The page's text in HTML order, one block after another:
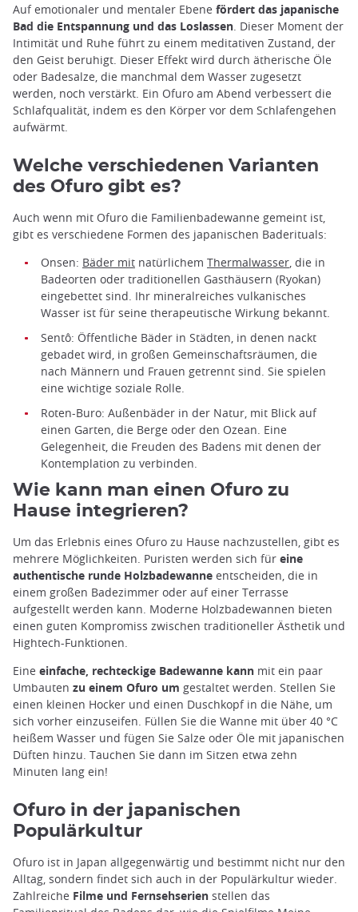
Auf emotionaler und mentaler Ebene fördert das japanische
Bad die Entspannung und das Loslassen . Dieser Moment der
Intimität und Ruhe führt zu einem meditativen Zustand, der
den Geist beruhigt. Dieser Effekt wird durch ätherische Öle
oder Badesalze, die manchmal dem Wasser zugesetzt
werden, noch verstärkt. Ein Ofuro am Abend verbessert die
Schlafqualität, indem es den Körper vor dem Schlafengehen
aufwärmt.
Welche verschiedenen Varianten
des Ofuro gibt es?
Auch wenn mit Ofuro die Familienbadewanne gemeint ist,
gibt es verschiedene Formen des japanischen Baderituals:
Onsen: Bäder mit natürlichem Thermalwasser, die in
Badeorten oder traditionellen Gasthäusern (Ryokan)
eingebettet sind. Ihr mineralreiches vulkanisches
Wasser ist für seine therapeutische Wirkung bekannt.
Sentô: Öffentliche Bäder in Städten, in denen nackt
gebadet wird, in großen Gemeinschaftsräumen, die
nach Männern und Frauen getrennt sind. Sie spielen
eine wichtige soziale Rolle.
Roten-Buro: Außenbäder in der Natur, mit Blick auf
einen Garten, die Berge oder den Ozean. Eine
Gelegenheit, die Freuden des Badens mit denen der
Kontemplation zu verbinden.
Wie kann man einen Ofuro zu
Hause integrieren?
Um das Erlebnis eines Ofuro zu Hause nachzustellen, gibt es
mehrere Möglichkeiten. Puristen werden sich für eine
authentische runde Holzbadewanne entscheiden, die in
einem großen Badezimmer oder auf einer Terrasse
aufgestellt werden kann. Moderne Holzbadewannen bieten
einen guten Kompromiss zwischen traditioneller Ästhetik und
Hightech-Funktionen.
Eine einfache, rechteckige Badewanne kann mit ein paar
Umbauten zu einem Ofuro um gestaltet werden. Stellen Sie
einen kleinen Hocker und einen Duschkopf in die Nähe, um
sich vorher einzuseifen. Füllen Sie die Wanne mit über 40 °C
heißem Wasser und fügen Sie Salze oder Öle mit japanischen
Düften hinzu. Tauchen Sie dann im Sitzen etwa zehn
Minuten lang ein!
Ofuro in der japanischen
Populärkultur
Ofuro ist in Japan allgegenwärtig und bestimmt nicht nur den
Alltag, sondern findet sich auch in der Populärkultur wieder.
Zahlreiche Filme und Fernsehserien stellen das